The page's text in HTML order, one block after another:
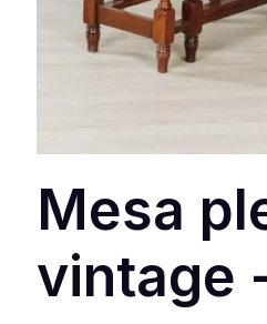
Mesa
vintage